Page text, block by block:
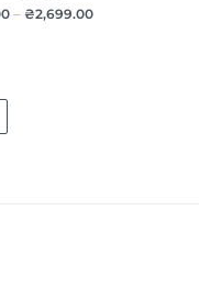
– ₴2,699.00